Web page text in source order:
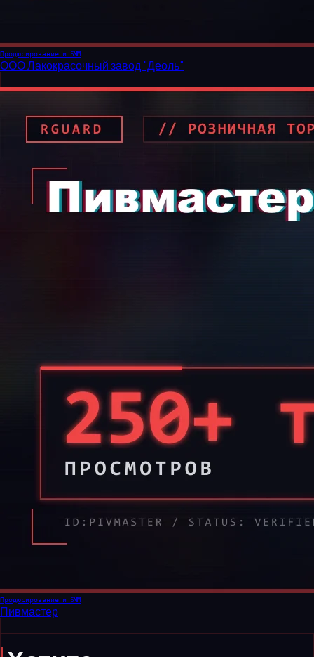
Продюсирование и SMM
ООО Лакокрасочный завод "Деоль"
Продюсирование и SMM
Пивмастер